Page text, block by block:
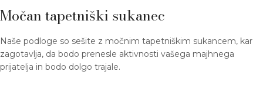
Močan tapetniški sukanec
Naše podloge so sešite z močnim tapetniškim sukancem, kar
zagotavlja, da bodo prenesle aktivnosti vašega majhnega
prijatelja in bodo dolgo trajale.